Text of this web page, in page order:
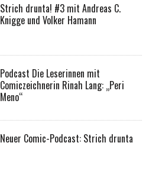
Strich drunta! #3 mit Andreas C.
Knigge und Volker Hamann
Podcast Die Leserinnen mit
Comiczeichnerin Rinah Lang: „Peri
Meno“
Neuer Comic-Podcast: Strich drunta